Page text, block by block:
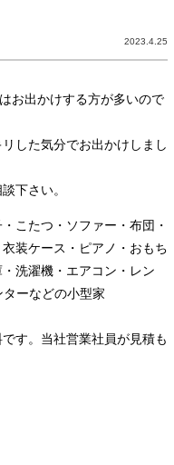
2023.4.25
お出かけする方が多いので
した気分でお出かけしまし
下さい。
こたつ・ソファー・布団・
装ケース・ピアノ・おもち
洗濯機・エアコン・レン
ーなどの小型家
す。当社営業社員が見積も